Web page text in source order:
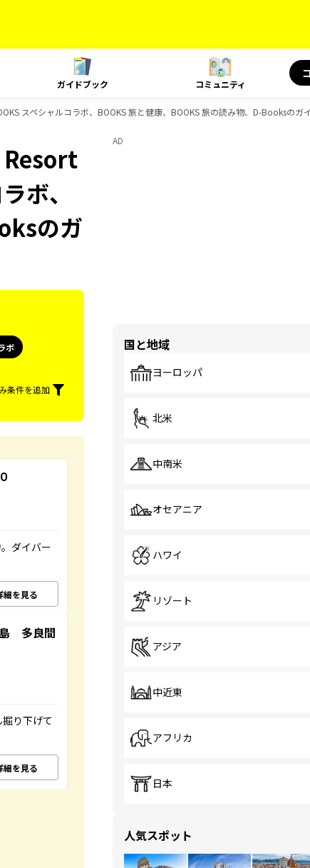
ガイドブック コミュニティ
スペシャルコラボ、BOOKS 旅と健康、BOOKS 旅の読み物、D-Booksのガ
Resort
ボ、
のガ
ボ
条件を追加
ダイバー
細を見る
多良間
り下げて
細を見る
AD
国と地域
ヨーロッパ
北米
中南米
オセアニア
ハワイ
リゾート
アジア
中近東
アフリカ
日本
人気スポット